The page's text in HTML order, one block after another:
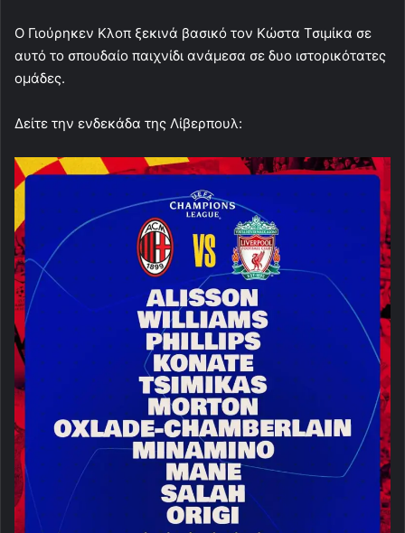
Ο Γιούρηκεν Κλοπ ξεκινά βασικό τον Κώστα Τσιμίκα σε
αυτό το σπουδαίο παιχνίδι ανάμεσα σε δυο ιστορικότατες
ομάδες.
Δείτε την ενδεκάδα της Λίβερπουλ: